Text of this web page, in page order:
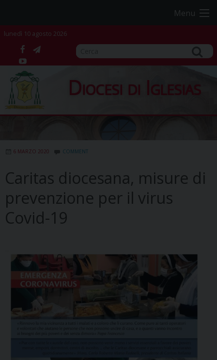
content
Menu
lunedì 10 agosto 2026
facebook
telegram
YouTube
Diocesi di Iglesias
6 MARZO 2020 COMMENT
Caritas diocesana, misure di
prevenzione per il virus
Covid-19